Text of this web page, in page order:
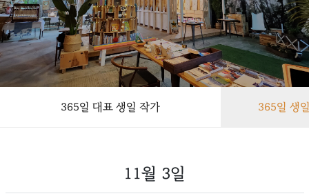
365일 대표 생일 작가 365일 생
11월 3일